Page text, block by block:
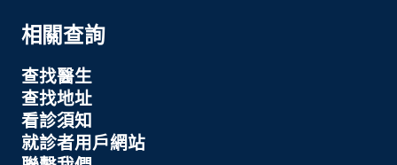
相關查詢
查找醫生
查找地址
看診須知
就診者用戶網站